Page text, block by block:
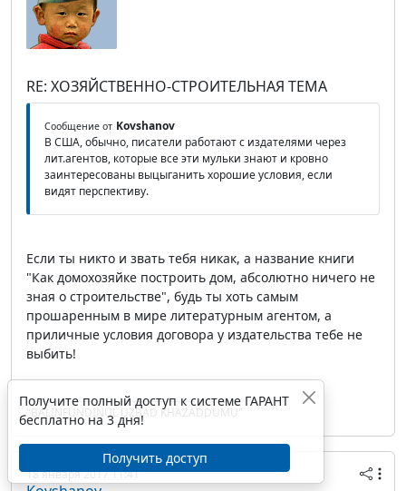
RE: ХОЗЯЙСТВЕННО-СТРОИТЕЛЬНАЯ ТЕМА
Сообщение от Kovshanov
В США, обычно, писатели работают с издателями через
лит.агентов, которые все эти мульки знают и кровно
заинтересованы выцыганить хорошие условия, если
видят перспективу.
Если ты никто и звать тебя никак, а название книги
"Как домохозяйке построить дом, абсолютно ничего не
зная о строительстве", будь ты хоть самым
прошаренным в мире литературным агентом, а
приличные условия договора у издательства тебе не
выбить!
"BALINFUNDINUL UZBAD KHAZADDUMU"
18 января 2017 11:41
Получите полный доступ к системе ГАРАНТ
бесплатно на 3 дня!
Получить доступ